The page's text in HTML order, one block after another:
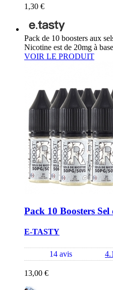
1,30 €
Pack de 10 boosters aux
Nicotine est de 20mg à
VOIR LE PRODUIT
Pack 10 Boosters
E-TASTY
14 avis
13,00 €